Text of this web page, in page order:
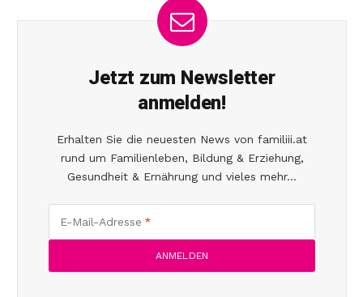
Jetzt zum Newsletter
anmelden!
Erhalten Sie die neuesten News von familiii.at
rund um Familienleben, Bildung & Erziehung,
Gesundheit & Ernährung und vieles mehr...
E-Mail-Adresse